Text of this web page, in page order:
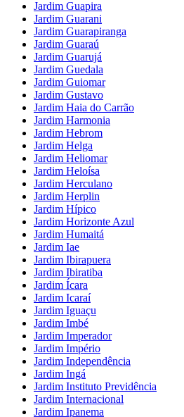
Jardim Guapira
Jardim Guarani
Jardim Guarapiranga
Jardim Guaraú
Jardim Guarujá
Jardim Guedala
Jardim Guiomar
Jardim Gustavo
Jardim Haia do Carrão
Jardim Harmonia
Jardim Hebrom
Jardim Helga
Jardim Heliomar
Jardim Heloísa
Jardim Herculano
Jardim Herplin
Jardim Hípico
Jardim Horizonte Azul
Jardim Humaitá
Jardim Iae
Jardim Ibirapuera
Jardim Ibiratiba
Jardim Ícara
Jardim Icaraí
Jardim Iguaçu
Jardim Imbé
Jardim Imperador
Jardim Império
Jardim Independência
Jardim Ingá
Jardim Instituto Previdência
Jardim Internacional
Jardim Ipanema